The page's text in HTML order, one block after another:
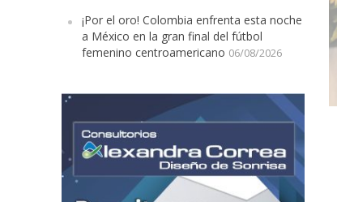
¡Por el oro! Colombia enfrenta esta noche
a México en la gran final del fútbol
femenino centroamericano 06/08/2026